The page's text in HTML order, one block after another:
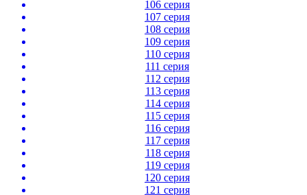
106 серия
107 серия
108 серия
109 серия
110 серия
111 серия
112 серия
113 серия
114 серия
115 серия
116 серия
117 серия
118 серия
119 серия
120 серия
121 серия